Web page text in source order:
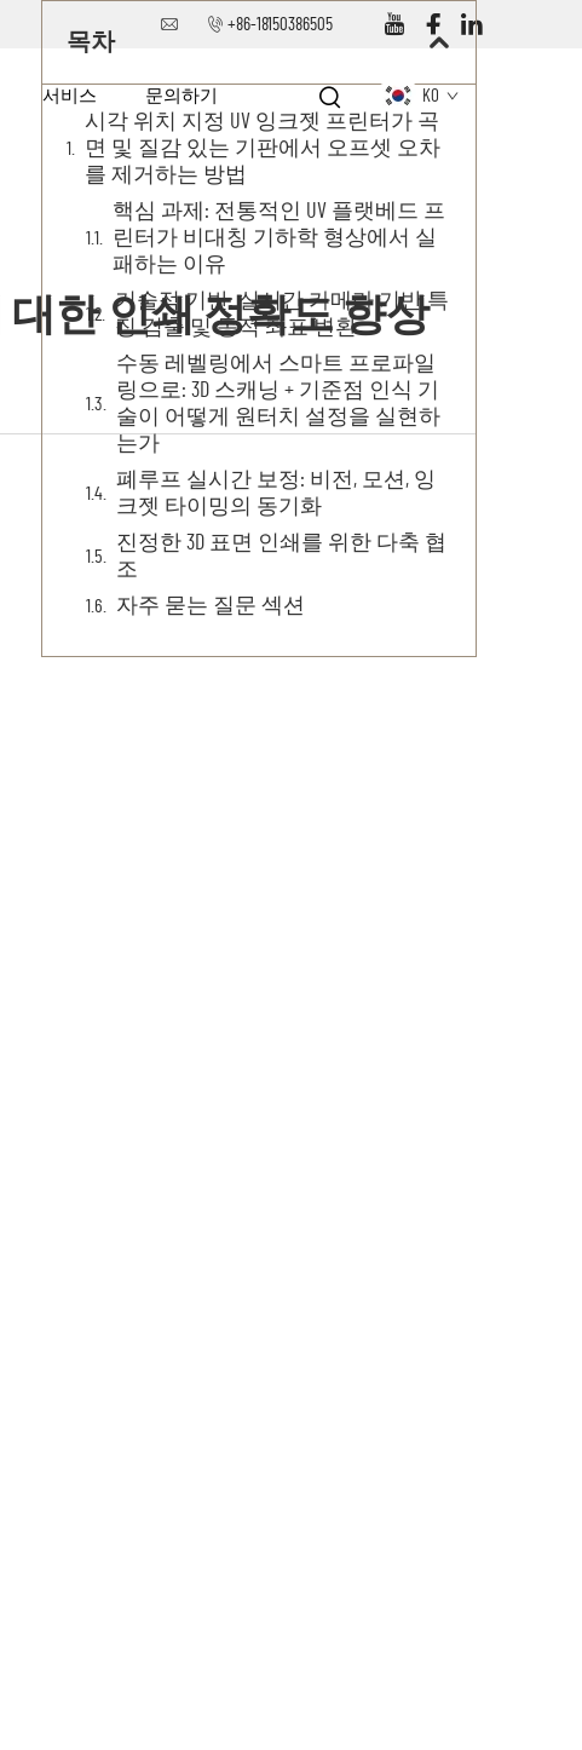
+86-18150386505
서비스 문의하기 KO
대한 인쇄 정확도 향상
목차
시각 위치 지정 UV 잉크젯 프린터가 곡
면 및 질감 있는 기판에서 오프셋 오차
를 제거하는 방법
핵심 과제: 전통적인 UV 플랫베드 프
린터가 비대칭 기하학 형상에서 실
패하는 이유
기술적 기반: 실시간 카메라 기반 특
징 검출 및 동적 좌표 변환
수동 레벨링에서 스마트 프로파일
링으로: 3D 스캐닝 + 기준점 인식 기
술이 어떻게 원터치 설정을 실현하
는가
폐루프 실시간 보정: 비전, 모션, 잉
크젯 타이밍의 동기화
진정한 3D 표면 인쇄를 위한 다축 협
조
자주 묻는 질문 섹션